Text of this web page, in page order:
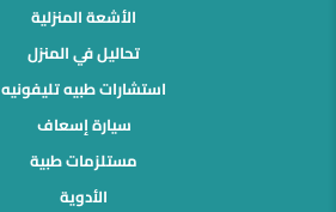
الأشعة المنزلية
تحاليل في المنزل
استشارات طبيه تليفونيه
سيارة إسعاف
مستلزمات طبية
الأدوية